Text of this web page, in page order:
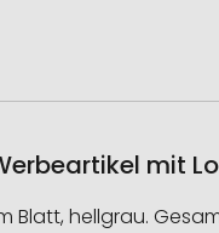
mit
hellgrau.